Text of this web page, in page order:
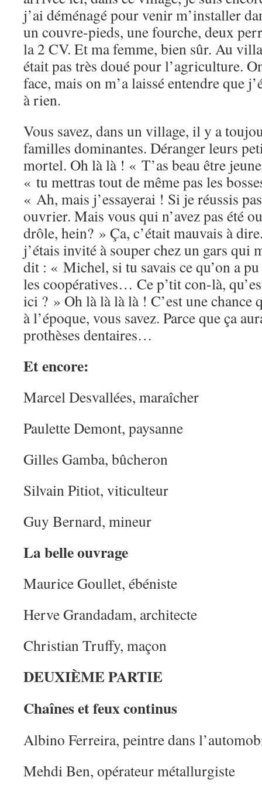
j’ai déménagé pour venir m’installer
un couvre-pieds, une fourche, deux
la 2 CV. Et ma femme, bien sûr. Au
était pas très doué pour l’agriculture.
face, mais on m’a laissé entendre que
à rien.
Vous savez, dans un village, il y a
familles dominantes. Déranger leurs
mortel. Oh là là ! « T’as beau être
« tu mettras tout de même pas les
« Ah, mais j’essayerai ! Si je réussis
ouvrier. Mais vous qui n’avez pas été
drôle, hein? » Ça, c’était mauvais à
j’étais invité à souper chez un gars qui
dit : « Michel, si tu savais ce qu’on a
les coopératives… Ce p’tit con-là,
ici ? » Oh là là là là ! C’est une chance
à l’époque, vous savez. Parce que ça
prothèses dentaires…
Et encore:
Marcel Desvallées, maraîcher
Paulette Demont, paysanne
Gilles Gamba, bûcheron
Silvain Pitiot, viticulteur
Guy Bernard, mineur
La belle ouvrage
Maurice Goullet, ébéniste
Herve Grandadam, architecte
Christian Truffy, maçon
DEUXIÈME PARTIE
Chaînes et feux continus
Albino Ferreira, peintre dans
Mehdi Ben, opérateur métallurgiste